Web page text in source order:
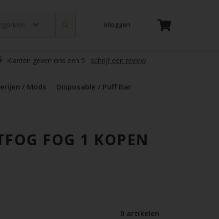
Inloggen
Klanten geven ons een 5 schrijf een review
/ Mods Disposable / Puff Bar
FOG 1 KOPEN
0 artikelen